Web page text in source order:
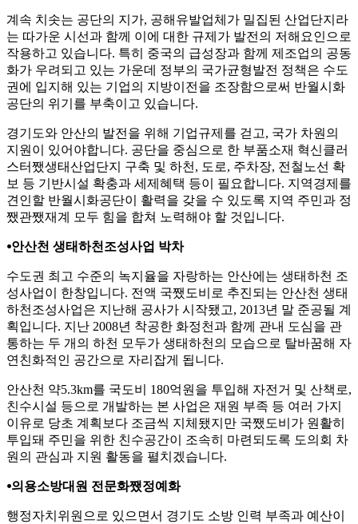
계속 치솟는 공단의 지가, 공해유발업체가 밀집된 산업단지라
는 따가운 시선과 함께 이에 대한 규제가 발전의 저해요인으로
작용하고 있습니다. 특히 중국의 급성장과 함께 제조업의 공동
화가 우려되고 있는 가운데 정부의 국가균형발전 정책은 수도
권에 입지해 있는 기업의 지방이전을 조장함으로써 반월시화
공단의 위기를 부축이고 있습니다.
경기도와 안산의 발전을 위해 기업규제를 걷고, 국가 차원의
지원이 있어야합니다. 공단을 중심으로 한 부품소재 혁신클러
스터쨌생태산업단지 구축 및 하천 , 도로, 주차장, 전철노선 확
보 등 기반시설 확충과 세제혜택 등이 필요합니다. 지역경제를
견인할 반월시화공단이 활력을 갖을 수 있도록 지역 주민과 정
쨌관쨌재계 모두 힘을 합쳐 노력해야 할 것입니다.
⦁안산천 생태하천조성사업 박차
수도권 최고 수준의 녹지율을 자랑하는 안산에는 생태하천 조
성사업이 한창입니다. 전액 국쨌 도비로 추진되는 안산천 생태
하천조성사업은 지난해 공사가 시작됐고, 2013년 말 준공될 계
획입니다. 지난 2008년 착공한 화정천과 함께 관내 도심을 관
통하는 두 개의 하천 모두가 생태하천의 모습으로 탈바꿈해 자
연친화적인 공간으로 자리잡게 됩니다.
안산천 약5.3km를 국도비 180억원을 투입해 자전거 및 산책로,
친수시설 등으로 개발하는 본 사업은 재원 부족 등 여러 가지
이유로 당초 계획보다 조금씩 지체됐지만 국쨌 도비가 원활히
투입돼 주민을 위한 친수공간이 조속히 마련되도록 도의회 차
원의 관심과 지원 활동을 펼치겠습니다.
⦁의용소방대원 전문화쨌정예화
행정자치위원으로 있으면서 경기도 소방 인력 부족과 예산이